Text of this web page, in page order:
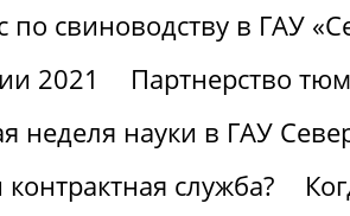
по свиноводству в ГАУ
2021
Партнерство
неделя науки в ГАУ
служба?